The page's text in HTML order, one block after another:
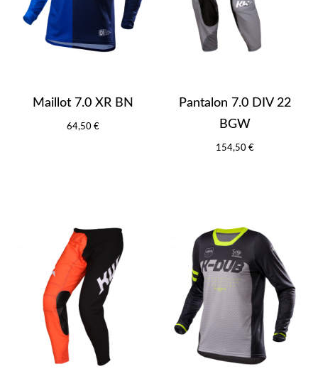
Maillot 7.0 XR BN
64,50 €
Pantalon 7.0 DIV 22
BGW
154,50 €